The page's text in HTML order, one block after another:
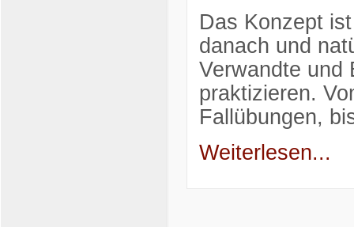
Das Konzept
danach und
Verwandte und
praktizieren.
Fallübungen,
Weiterlesen...